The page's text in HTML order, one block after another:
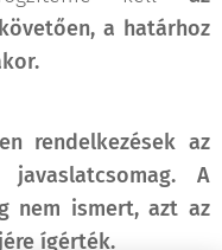
a határhoz
rendelkezések az
A
nem ismert, azt az
ígérték.